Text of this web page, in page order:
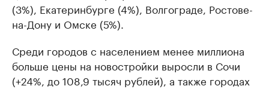
(3%), Екатеринбурге (4%), Волгограде, Ростове-
на-Дону и Омске (5%).
Среди городов с населением менее миллиона
больше цены на новостройки выросли в Сочи
(+24%, до 108,9 тысяч рублей), а также городах